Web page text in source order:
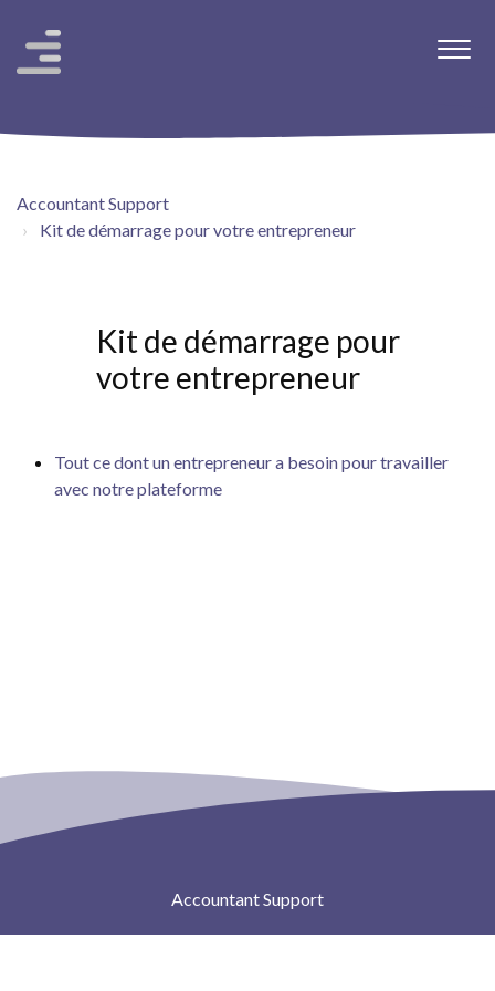
Accountant Support
Kit de démarrage pour votre entrepreneur
Kit de démarrage pour
votre entrepreneur
Tout ce dont un entrepreneur a besoin pour travailler
avec notre plateforme
Accountant Support